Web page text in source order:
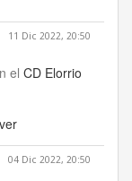
11 Dic 2022, 20:50
el CD Elorrio
04 Dic 2022, 20:50